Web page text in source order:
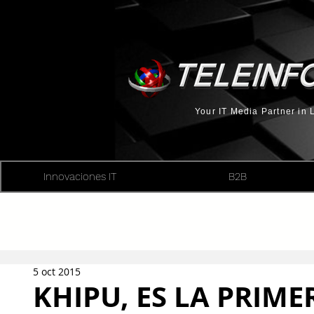
Your IT Media Partner in
Innovaciones IT B2B
KHIPU, ES LA
5 oct 2015